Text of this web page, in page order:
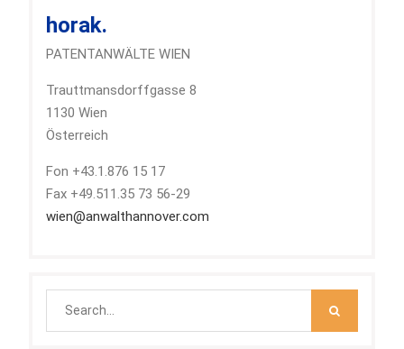
horak.
PATENTANWÄLTE WIEN
Trauttmansdorffgasse 8
1130 Wien
Österreich
Fon +43.1.876 15 17
Fax +49.511.35 73 56-29
wien@anwalthannover.com